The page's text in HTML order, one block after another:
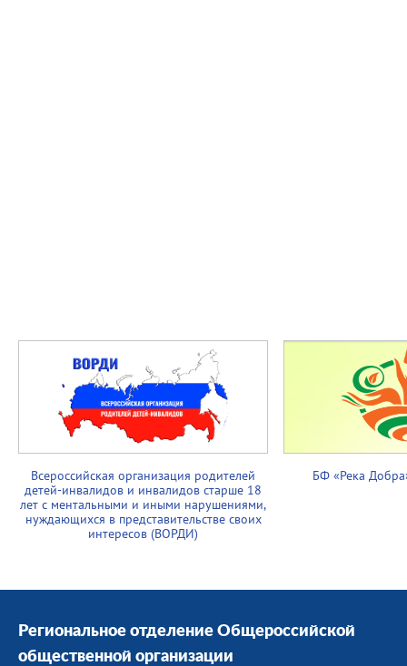
Всероссийская организация родителей
детей-инвалидов и инвалидов старше 18
лет с ментальными и иными нарушениями,
нуждающихся в представительстве своих
интересов (ВОРДИ)
БФ «Река
Региональное отделение Общероссийской
общественной организации